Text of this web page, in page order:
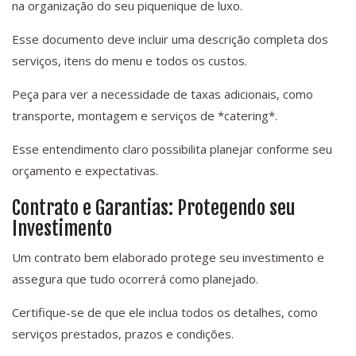
na organização do seu piquenique de luxo.
Esse documento deve incluir uma descrição completa dos
serviços, itens do menu e todos os custos.
Peça para ver a necessidade de taxas adicionais, como
transporte, montagem e serviços de *catering*.
Esse entendimento claro possibilita planejar conforme seu
orçamento e expectativas.
Contrato e Garantias: Protegendo seu
Investimento
Um contrato bem elaborado protege seu investimento e
assegura que tudo ocorrerá como planejado.
Certifique-se de que ele inclua todos os detalhes, como
serviços prestados, prazos e condições.